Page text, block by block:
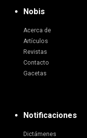
Nobis
Acerca de
Artículos
Revistas
Contacto
Gacetas
Notificaciones
Dictámenes